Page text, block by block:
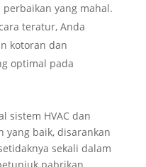
perbaikan yang mahal.
teratur, Anda
kotoran dan
optimal pada
sistem HVAC dan
yang baik, disarankan
sekali dalam